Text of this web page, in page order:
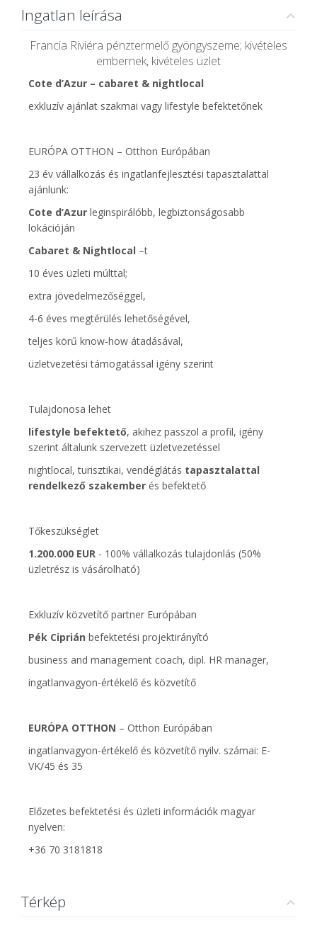
Ingatlan leírása
Francia Riviéra pénztermelő gyöngyszeme; kivételes
embernek, kivételes üzlet
Cote d’Azur – cabaret & nightlocal
exkluzív ajánlat szakmai vagy lifestyle befektetőnek
EURÓPA OTTHON – Otthon Európában
23 év vállalkozás és ingatlanfejlesztési tapasztalattal
ajánlunk:
Cote d’Azur leginspirálóbb, legbiztonságosabb
lokációján
Cabaret & Nightlocal –t
10 éves üzleti múlttal;
extra jövedelmezőséggel,
4-6 éves megtérülés lehetőségével,
teljes körű know-how átadásával,
üzletvezetési támogatással igény szerint
Tulajdonosa lehet
lifestyle befektető, akihez passzol a profil, igény
szerint általunk szervezett üzletvezetéssel
nightlocal, turisztikai, vendéglátás tapasztalattal
rendelkező szakember és befektető
Tőkeszükséglet
1.200.000 EUR - 100% vállalkozás tulajdonlás (50%
üzletrész is vásárolható)
Exkluzív közvetítő partner Európában
Pék Ciprián befektetési projektirányító
business and management coach, dipl. HR manager,
ingatlanvagyon-értékelő és közvetítő
EURÓPA OTTHON – Otthon Európában
ingatlanvagyon-értékelő és közvetítő nyilv. számai: E-
VK/45 és 35
Előzetes befektetési és üzleti információk magyar
nyelven:
+36 70 3181818
Térkép